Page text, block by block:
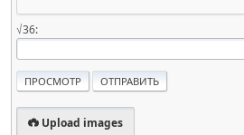
√36:
Upload images